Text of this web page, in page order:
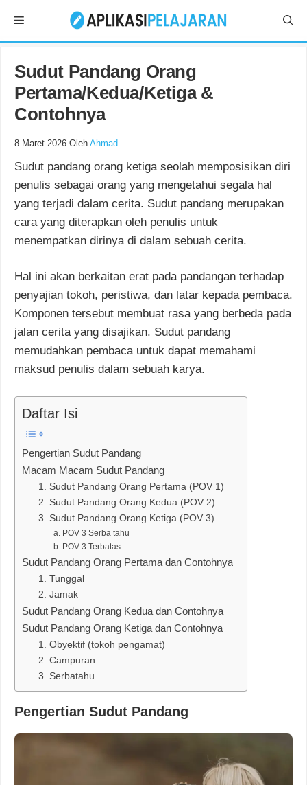
isi
Menu
Sudut Pandang Orang
Pertama/Kedua/Ketiga &
Contohnya
8 Maret 2026 Oleh Ahmad
Sudut pandang orang ketiga seolah memposisikan diri
penulis sebagai orang yang mengetahui segala hal
yang terjadi dalam cerita. Sudut pandang merupakan
cara yang diterapkan oleh penulis untuk
menempatkan dirinya di dalam sebuah cerita.
Hal ini akan berkaitan erat pada pandangan terhadap
penyajian tokoh, peristiwa, dan latar kepada pembaca.
Komponen tersebut membuat rasa yang berbeda pada
jalan cerita yang disajikan. Sudut pandang
memudahkan pembaca untuk dapat memahami
maksud penulis dalam sebuah karya.
Daftar Isi
Pengertian Sudut Pandang
Macam Macam Sudut Pandang
1. Sudut Pandang Orang Pertama (POV 1)
2. Sudut Pandang Orang Kedua (POV 2)
3. Sudut Pandang Orang Ketiga (POV 3)
a. POV 3 Serba tahu
b. POV 3 Terbatas
Sudut Pandang Orang Pertama dan Contohnya
1. Tunggal
2. Jamak
Sudut Pandang Orang Kedua dan Contohnya
Sudut Pandang Orang Ketiga dan Contohnya
1. Obyektif (tokoh pengamat)
2. Campuran
3. Serbatahu
Pengertian Sudut Pandang